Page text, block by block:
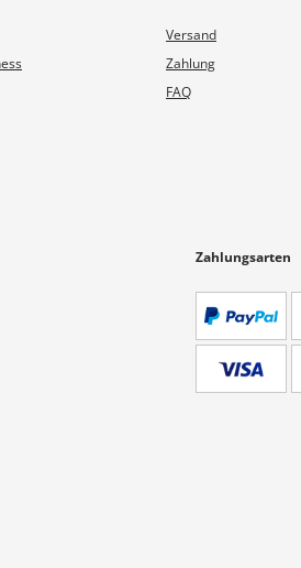
Versand
Zahlung
FAQ
Zahlungsarten